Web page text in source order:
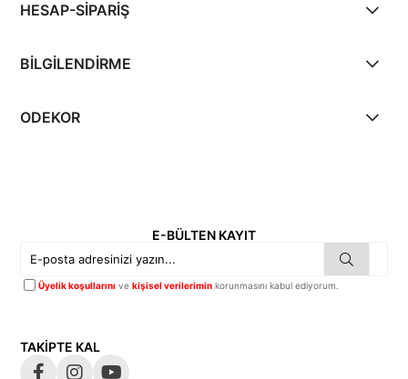
HESAP-SİPARİŞ
BİLGİLENDİRME
ODEKOR
E-BÜLTEN KAYIT
Üyelik koşullarını vekişisel verilerimin korunmasını kabul ediyorum.
TAKİPTE KAL